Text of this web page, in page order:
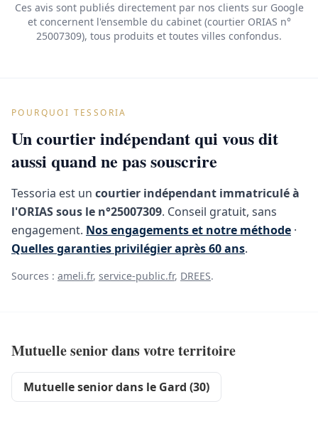
Ces avis sont publiés directement par nos clients sur Google
et concernent l'ensemble du cabinet (courtier ORIAS n°
25007309), tous produits et toutes villes confondus.
POURQUOI TESSORIA
Un courtier indépendant qui vous dit
aussi quand ne pas souscrire
Tessoria est un courtier indépendant immatriculé à
l'ORIAS sous le n°25007309. Conseil gratuit, sans
engagement. Nos engagements et notre méthode ·
Quelles garanties privilégier après 60 ans.
Sources : ameli.fr, service-public.fr, DREES.
Mutuelle senior dans votre territoire
Mutuelle senior dans le Gard (30)